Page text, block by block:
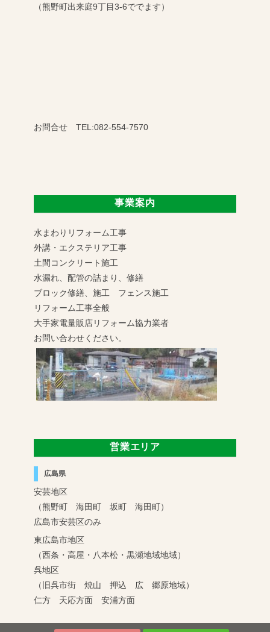
（熊野町出来庭9丁目3-6ででます）
お問合せ TEL:082-554-7570
事業案内
水まわりリフォーム工事
外講・エクステリア工事
土間コンクリート施工
水漏れ、配管の詰まり、修繕
ブロック修繕、施工 フェンス施工
リフォーム工事全般
大手家電量販店リフォーム協力業者
お問い合わせください。
営業エリア
広島県
安芸地区
（熊野町 海田町 坂町 海田町）
広島市安芸区のみ
東広島市地区
（西条・高屋・八本松・黒瀬地域地域）
呉地区
（旧呉市街 焼山 押込 広 郷原地域）
仁方 天応方面 安浦方面